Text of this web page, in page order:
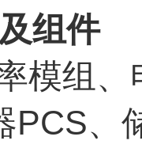
组件
模组
PCS、